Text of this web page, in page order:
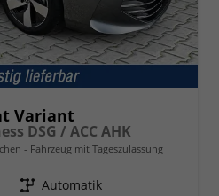
Variant
DSG / ACC AHK
Fahrzeug mit Tageszulassung
Getriebe Automatik